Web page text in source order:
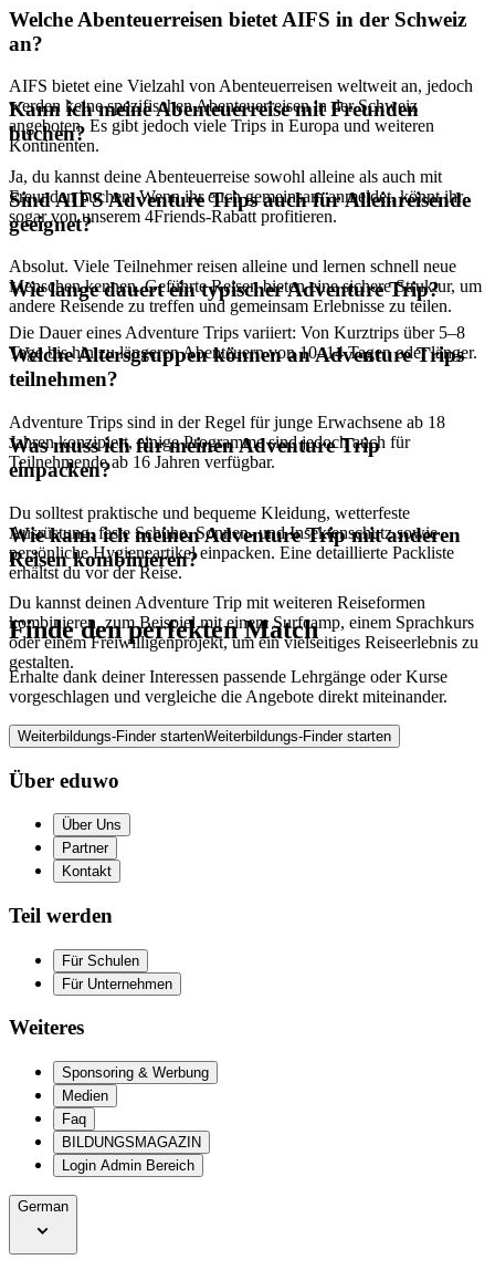
Welche Abenteuerreisen bietet AIFS in der Schweiz
an?
AIFS bietet eine Vielzahl von Abenteuerreisen weltweit an, jedoch
werden keine spezifischen Abenteuerreisen in der Schweiz
angeboten. Es gibt jedoch viele Trips in Europa und weiteren
Kontinenten.
Kann ich meine Abenteuerreise mit Freunden
buchen?
Ja, du kannst deine Abenteuerreise sowohl alleine als auch mit
Freunden buchen. Wenn ihr euch gemeinsam anmeldet, könnt ihr
sogar von unserem 4Friends-Rabatt profitieren.
Sind AIFS Adventure Trips auch für Alleinreisende
geeignet?
Absolut. Viele Teilnehmer reisen alleine und lernen schnell neue
Menschen kennen. Geführte Reisen bieten eine sichere Struktur, um
andere Reisende zu treffen und gemeinsam Erlebnisse zu teilen.
Wie lange dauert ein typischer Adventure Trip?
Die Dauer eines Adventure Trips variiert: Von Kurztrips über 5–8
Tage bis hin zu längeren Abenteuern von 10–14 Tagen oder länger.
Welche Altersgruppen können an Adventure Trips
teilnehmen?
Adventure Trips sind in der Regel für junge Erwachsene ab 18
Jahren konzipiert, einige Programme sind jedoch auch für
Teilnehmende ab 16 Jahren verfügbar.
Was muss ich für meinen Adventure Trip
einpacken?
Du solltest praktische und bequeme Kleidung, wetterfeste
Ausrüstung, feste Schuhe, Sonnen- und Insektenschutz sowie
persönliche Hygieneartikel einpacken. Eine detaillierte Packliste
erhältst du vor der Reise.
Wie kann ich meinen Adventure Trip mit anderen
Reisen kombinieren?
Du kannst deinen Adventure Trip mit weiteren Reiseformen
kombinieren, zum Beispiel mit einem Surfcamp, einem Sprachkurs
oder einem Freiwilligenprojekt, um ein vielseitiges Reiseerlebnis zu
gestalten.
Finde den perfekten Match
Erhalte dank deiner Interessen passende Lehrgänge oder Kurse
vorgeschlagen und vergleiche die Angebote direkt miteinander.
Weiterbildungs-Finder startenWeiterbildungs-Finder starten
Über eduwo
Über Uns
Partner
Kontakt
Teil werden
Für Schulen
Für Unternehmen
Weiteres
Sponsoring & Werbung
Medien
Faq
BILDUNGSMAGAZIN
Login Admin Bereich
German